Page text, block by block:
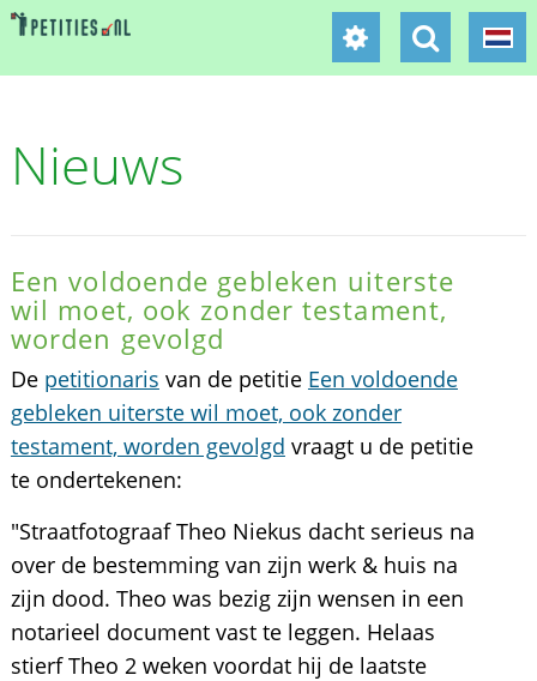
Nieuws
Een voldoende gebleken uiterste
wil moet, ook zonder testament,
worden gevolgd
De petitionaris van de petitie Een voldoende
gebleken uiterste wil moet, ook zonder
testament, worden gevolgd vraagt u de petitie
te ondertekenen:
"Straatfotograaf Theo Niekus dacht serieus na
over de bestemming van zijn werk & huis na
zijn dood. Theo was bezig zijn wensen in een
notarieel document vast te leggen. Helaas
stierf Theo 2 weken voordat hij de laatste